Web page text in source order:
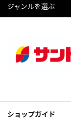
ジャンルを選ぶ
ショップガイド